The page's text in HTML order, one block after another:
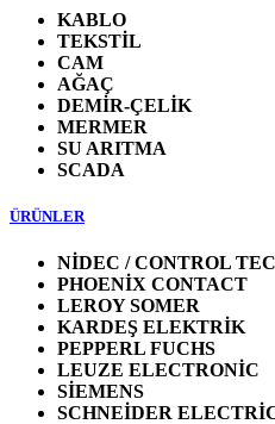
KABLO
TEKSTİL
CAM
AĞAÇ
DEMİR-ÇELİK
MERMER
SU ARITMA
SCADA
ÜRÜNLER
NİDEC / CONTROL
PHOENİX CONTACT
LEROY SOMER
KARDEŞ ELEKTRİK
PEPPERL FUCHS
LEUZE ELECTRONİC
SİEMENS
SCHNEİDER